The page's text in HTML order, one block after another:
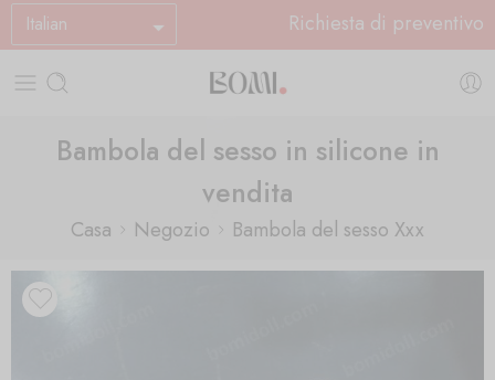
Italian Richiesta di preventivo
Bambola del sesso in silicone in
vendita
Casa Negozio Bambola del sesso Xxx